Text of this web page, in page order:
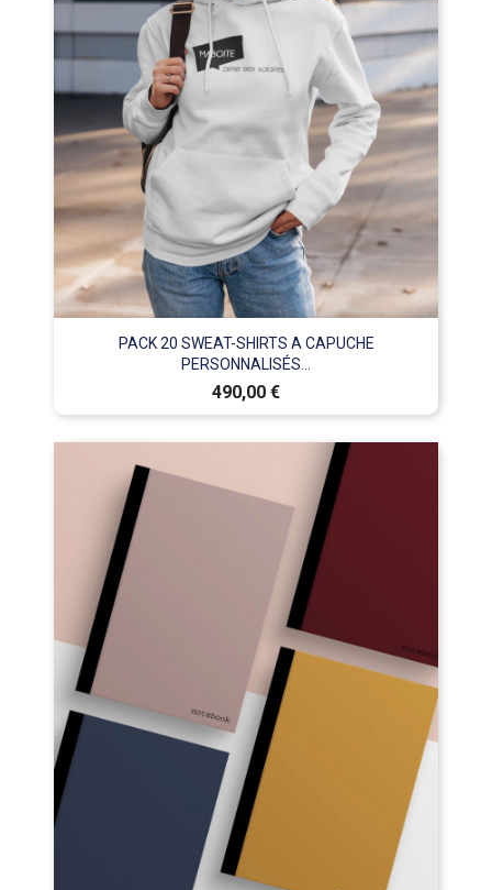
PACK 20 SWEAT-SHIRTS A CAPUCHE
PERSONNALISÉS...
Prix
490,00 €